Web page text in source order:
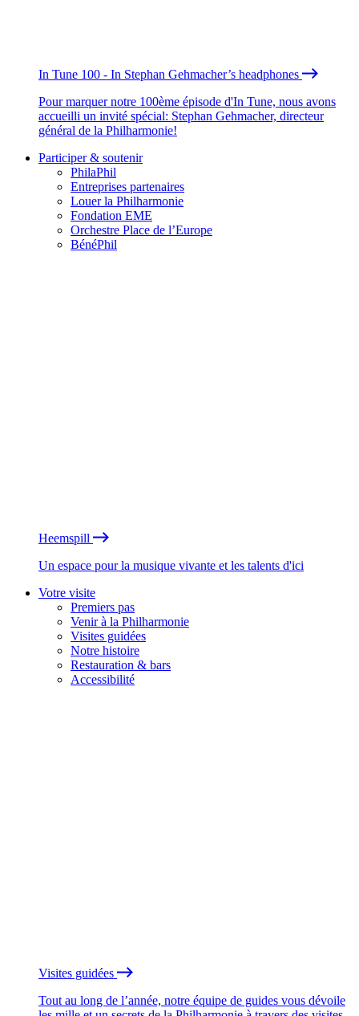
In Tune 100 - In Stephan Gehmacher’s headphones
Pour marquer notre 100ème épisode d'In Tune, nous avons
accueilli un invité spécial: Stephan Gehmacher, directeur
général de la Philharmonie!
Participer & soutenir
PhilaPhil
Entreprises partenaires
Louer la Philharmonie
Fondation EME
Orchestre Place de l’Europe
BénéPhil
Heemspill
Un espace pour la musique vivante et les talents d'ici
Votre visite
Premiers pas
Venir à la Philharmonie
Visites guidées
Notre histoire
Restauration & bars
Accessibilité
Visites guidées
Tout au long de l’année, notre équipe de guides vous dévoile